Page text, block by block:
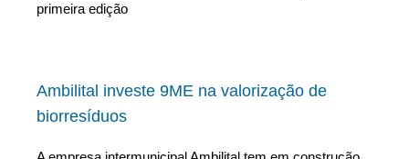
primeira edição
Ambilital investe 9ME na valorização de
biorresíduos